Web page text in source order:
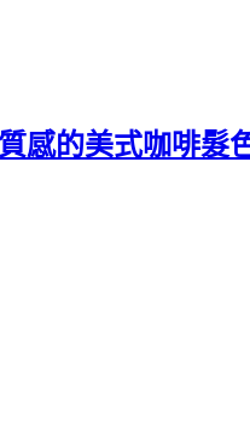
感的美式咖啡髮